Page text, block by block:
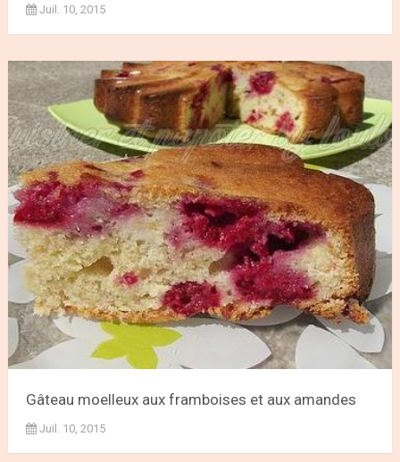
Juil. 10, 2015
Gâteau moelleux aux framboises et aux amandes
Juil. 10, 2015